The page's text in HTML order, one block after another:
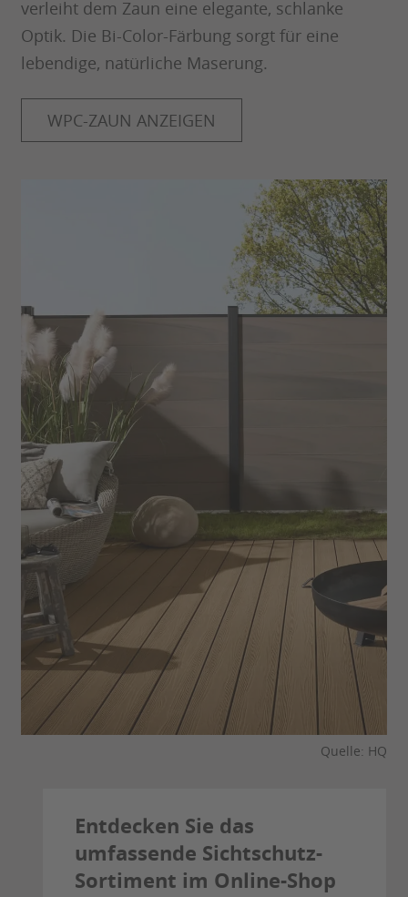
verleiht dem Zaun eine elegante, schlanke
Optik. Die Bi-Color-Färbung sorgt für eine
lebendige, natürliche Maserung.
WPC-ZAUN ANZEIGEN
Quelle: HQ
Entdecken Sie das
umfassende Sichtschutz-
Sortiment im Online-Shop